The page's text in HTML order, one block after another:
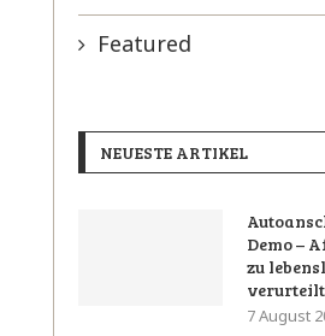
Featured
NEUESTE ARTIKEL
Demo –
zu
verurteilt
7 August